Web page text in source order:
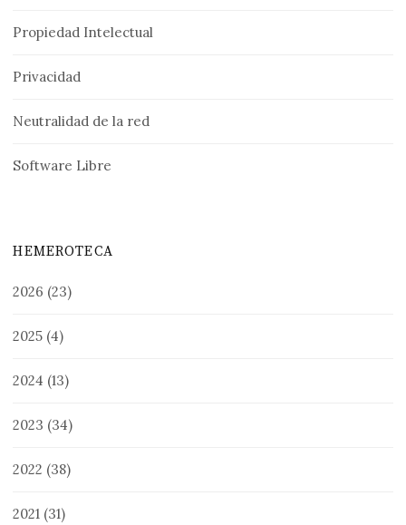
Propiedad Intelectual
Privacidad
Neutralidad de la red
Software Libre
HEMEROTECA
2026 (23)
2025 (4)
2024 (13)
2023 (34)
2022 (38)
2021 (31)